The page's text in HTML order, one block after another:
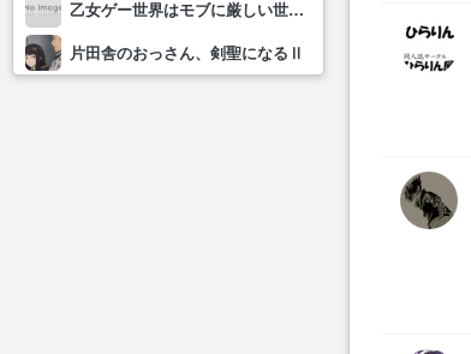
乙女ゲー世界はモブに厳しい世界です2
片田舎のおっさん、剣聖になるⅡ